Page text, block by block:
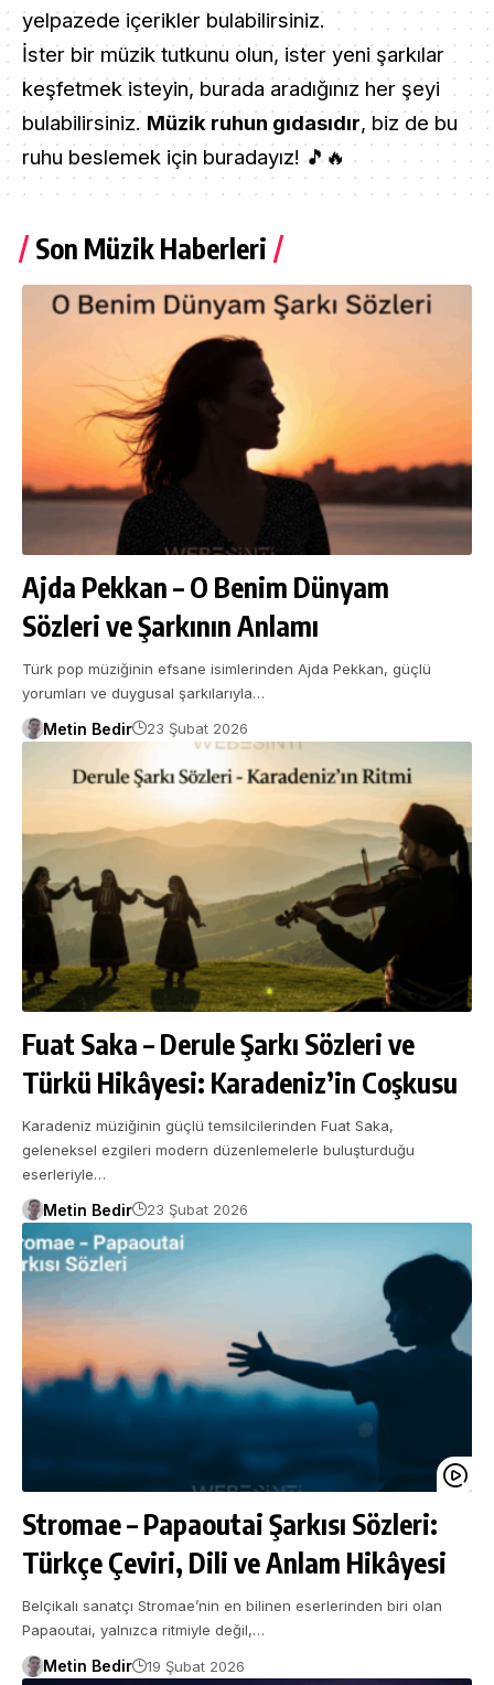
yelpazede içerikler bulabilirsiniz.
İster bir müzik tutkunu olun, ister yeni şarkılar
keşfetmek isteyin, burada aradığınız her şeyi
bulabilirsiniz. Müzik ruhun gıdasıdır, biz de bu
ruhu beslemek için buradayız! 🎵🔥
Son Müzik Haberleri
Ajda Pekkan – O Benim Dünyam
Sözleri ve Şarkının Anlamı
Türk pop müziğinin efsane isimlerinden Ajda Pekkan, güçlü
yorumları ve duygusal şarkılarıyla…
Metin Bedir 23 Şubat 2026
Fuat Saka – Derule Şarkı Sözleri ve
Türkü Hikâyesi: Karadeniz’in Coşkusu
Karadeniz müziğinin güçlü temsilcilerinden Fuat Saka,
geleneksel ezgileri modern düzenlemelerle buluşturduğu
eserleriyle…
Metin Bedir 23 Şubat 2026
Stromae – Papaoutai Şarkısı Sözleri:
Türkçe Çeviri, Dili ve Anlam Hikâyesi
Belçikalı sanatçı Stromae’nin en bilinen eserlerinden biri olan
Papaoutai, yalnızca ritmiyle değil,…
Metin Bedir 19 Şubat 2026